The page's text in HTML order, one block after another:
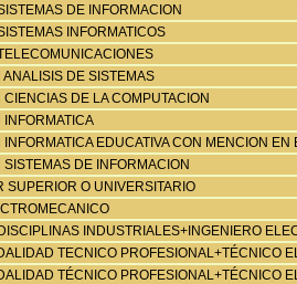
DE INFORMACION
INFORMATICOS
DE SISTEMAS
DE LA COMPUTACION
INFORMATICA
EDUCATIVA CON MENCION
DE INFORMACION
SUPERIOR O UNIVERSITARIO
INDUSTRIALES+INGENIERO
TECNICO PROFESIONAL+TÉCNICO
TÉCNICO PROFESIONAL+TÉCNICO